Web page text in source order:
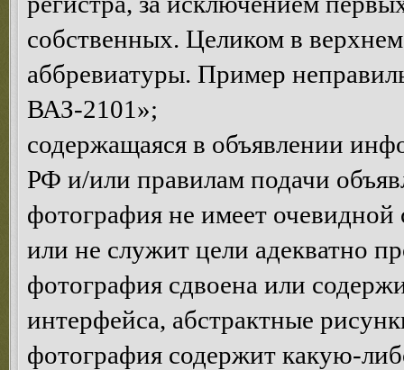
собственных. Целиком в
аббревиатуры. Пример
ВАЗ-2101»;
содержащаяся в объявлении
РФ и/или правилам подачи
фотография не имеет очевидной
или не служит цели адекватно
фотография сдвоена или
интерфейса, абстрактные
фотография содержит какую-